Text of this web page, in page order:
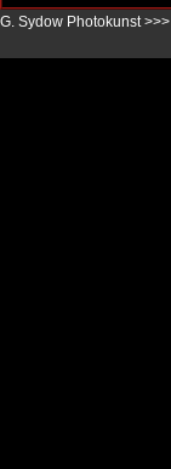
G. Sydow Photokunst >>>